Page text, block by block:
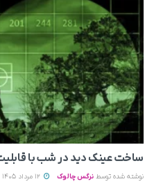
ساخت عینک دید در شب با
نوشته شده توسط نرگس چالوک